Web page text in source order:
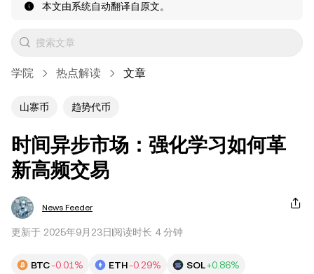
本文由系统自动翻译自原文。
学院 热点解读 文章
山寨币 趋势代币
时间异步市场：强化学习如何革
新高频交易
News Feeder
更新于 2025年9月23日 阅读时长 4 分钟
BTC-0.01% ETH-0.29% SOL+0.86%